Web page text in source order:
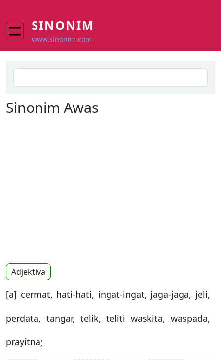
SINONIM
www.sinonim.com
Sinonim Awas
Adjektiva
[a] cermat, hati-hati, ingat-ingat, jaga-jaga, jeli,
perdata, tangar, telik, teliti waskita, waspada,
prayitna;